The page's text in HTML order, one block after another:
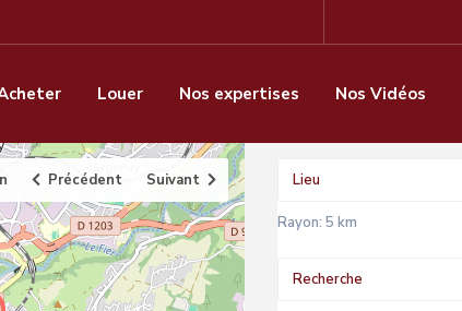
Louer Nos expertises Nos Vidéos
Précédent Suivant
Rayon: 5 km